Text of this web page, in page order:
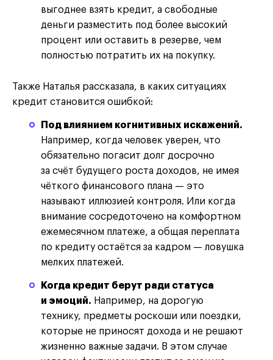
выгоднее взять кредит, а свободные
деньги разместить под более высокий
процент или оставить в резерве, чем
полностью потратить их на покупку.
Также Наталья рассказала, в каких ситуациях
кредит становится ошибкой:
Под влиянием когнитивных искажений.
Например, когда человек уверен, что
обязательно погасит долг досрочно
за счёт будущего роста доходов, не имея
чёткого финансового плана — это
называют иллюзией контроля. Или когда
внимание сосредоточено на комфортном
ежемесячном платеже, а общая переплата
по кредиту остаётся за кадром — ловушка
мелких платежей.
Когда кредит берут ради статуса
и эмоций. Например, на дорогую
технику, предметы роскоши или поездки,
которые не приносят дохода и не решают
жизненно важные задачи. В этом случае